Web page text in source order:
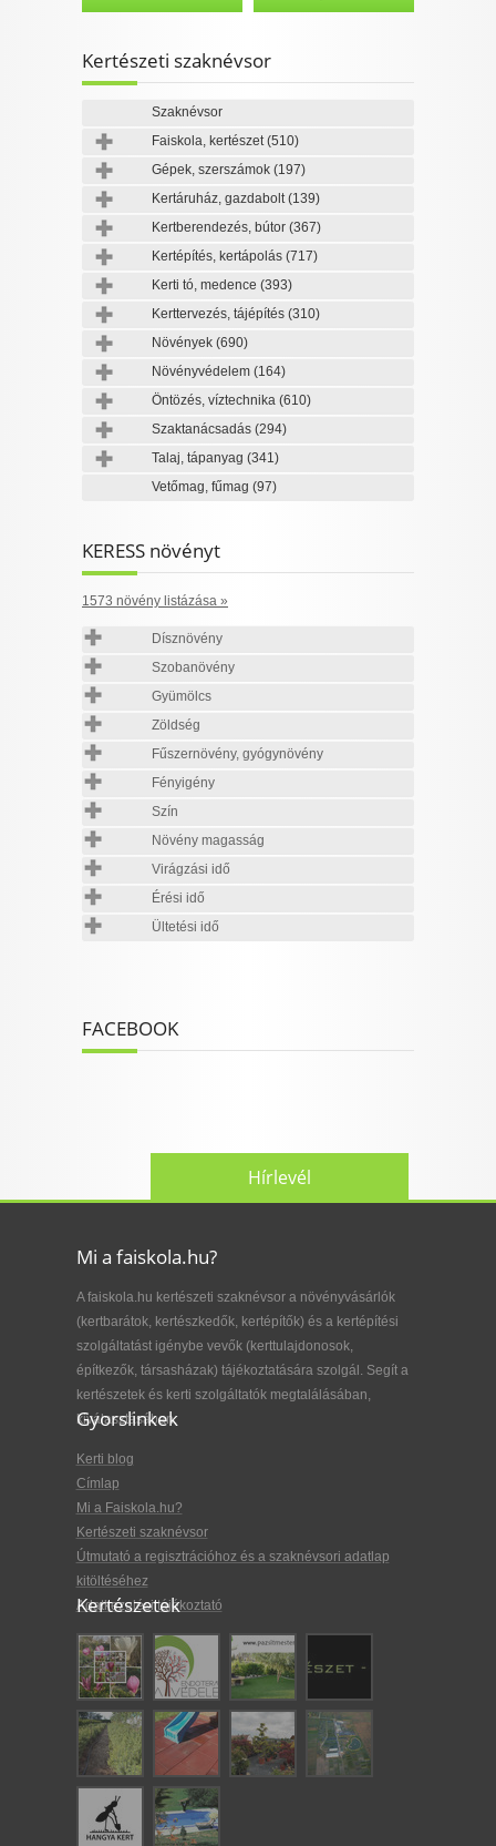
Kertészeti szaknévsor
Szaknévsor
Faiskola, kertészet(510)
Gépek, szerszámok (197)
Kertáruház, gazdabolt(139)
Kertberendezés, bútor (367)
Kertépítés, kertápolás (717)
Kerti tó, medence (393)
Kerttervezés, tájépítés (310)
Növények (690)
Növényvédelem (164)
Öntözés, víztechnika (610)
Szaktanácsadás (294)
Talaj, tápanyag (341)
Vetőmag, fűmag (97)
KERESS növényt
1573 növény listázása »
Dísznövény
Szobanövény
Gyümölcs
Zöldség
Fűszernövény, gyógynövény
Fényigény
Szín
Növény magasság
Virágzási idő
Érési idő
Ültetési idő
FACEBOOK
Hírlevél
Mi a faiskola.hu?
A faiskola.hu kertészeti szaknévsor a növényvásárlók
(kertbarátok, kertészkedők, kertépítők) és a kertépítési
szolgáltatást igénybe vevők (kerttulajdonosok,
építkezők, társasházak) tájékoztatására szolgál. Segít a
kertészetek és kerti szolgáltatók megtalálásában,
kiválasztásában.
Gyorslinkek
Kerti blog
Címlap
Mi a Faiskola.hu?
Kertészeti szaknévsor
Útmutató a regisztrációhoz és a szaknévsori adatlap
kitöltéséhez
Adatkezelési tájékoztató
Kertészetek